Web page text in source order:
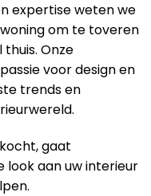
expertise weten we
om te toveren
Onze
voor design en
trends en
gaat
look aan uw interieur